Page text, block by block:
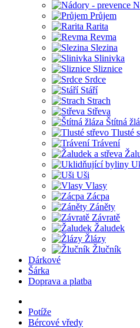
Průjem
Rarita
Revma
Slezina
Slinivka
Sliznice
Srdce
Stáří
Strach
Střeva
Štítná
Tlusté
Trávení
Uši
Vlasy
Zácpa
Záněty
Závratě
Žaludek
Žlázy
Žlučník
Dárkové
Šárka
Doprava a platba
Potíže
Bércové vředy